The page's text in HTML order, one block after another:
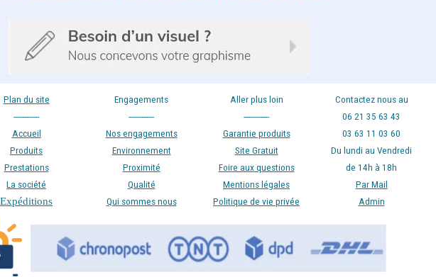
Plan du site
------------
Accueil
Produits
Prestations
La société
Expéditions
Engagements
------------
Nos engagements
Environnement
Proximité
Qualité
Qui sommes nous
Aller plus loin
------------
Garantie produits
Site Gratuit
Foire aux questions
Mentions légales
Politique de vie privée
Contactez nous au
06 21 35 63 43
03 63 11 03 60
Du lundi au Vendredi
de 14h à 18h
Par Mail
Admin